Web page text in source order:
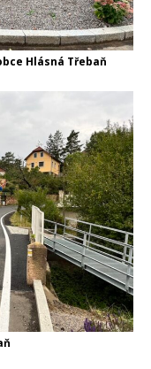
Hlásná Třebaň